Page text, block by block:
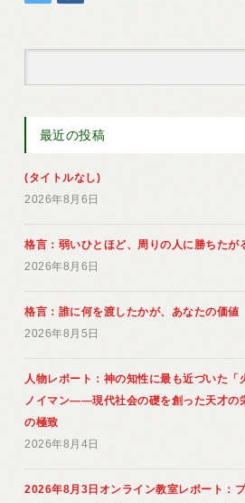
最近の投稿
(タイトルなし)
2026年8月6日
格言：弱いひとほど、周りの人に勝ちたが
2026年8月6日
格言：誰に何を渡したかが、あなたの価値
2026年8月5日
人物レポート：神の知性に最も近づいた「
ノイマン――現代社会の礎を創った天才の
の極致
2026年8月4日
2026年8月3日オンライン教室レポート：